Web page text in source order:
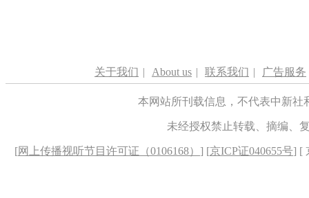
关于我们 | About us | 联系我们 | 广告服务
本网站所刊载信息，不代表中新
未经授权禁止转载、摘编、
[网上传播视听节目许可证（0106168） ] [京ICP证040655号] [